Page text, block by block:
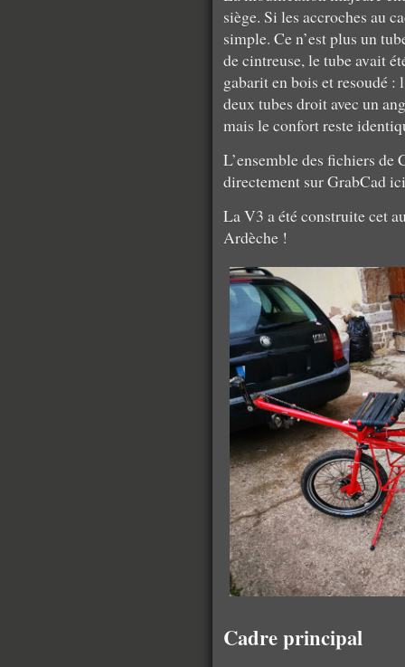
siège. Si les accroches au
simple. Ce n’est plus un
de cintreuse, le tube avait
gabarit en bois et resoudé :
deux tubes droit avec un
mais le confort reste
L’ensemble des fichiers de
directement sur GrabCad
La V3 a été construite cet
Ardèche !
Cadre principal